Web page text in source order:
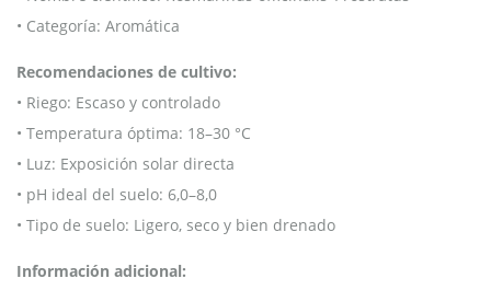
• Categoría: Aromática
Recomendaciones de cultivo:
• Riego: Escaso y controlado
• Temperatura óptima: 18–30 °C
• Luz: Exposición solar directa
• pH ideal del suelo: 6,0–8,0
• Tipo de suelo: Ligero, seco y bien drenado
Información adicional: